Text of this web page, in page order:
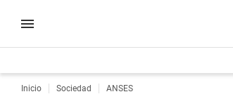
Inicio Sociedad ANSES